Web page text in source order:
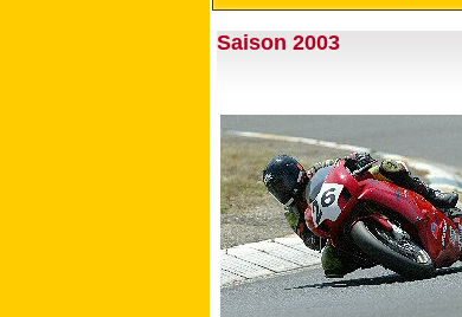
Saison 2003